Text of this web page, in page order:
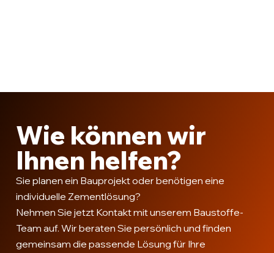
Wie können wir
Ihnen helfen?
Sie planen ein Bauprojekt oder benötigen eine
individuelle Zementlösung?
Nehmen Sie jetzt Kontakt mit unserem Baustoffe-
Team auf. Wir beraten Sie persönlich und finden
gemeinsam die passende Lösung für Ihre